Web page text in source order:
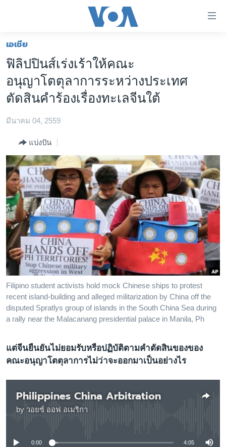
ต่อ
ข้าม
ไป
เนื้อหา
หลัก
ไป
ข้าม
ไป
การ
ค้นหา
โลก
เอเชีย
ไทย
ธุรกิจ
วิทยาศาสตร์
สังคมและสุขภาพ
ไลฟ์สไตล์
ตรวจสอบข่าว
เรียนรู้ภาษาอังกฤษ
พอดคาสต์
ติดตามเรา
เอเชีย
ฟิลิปปินส์เร่งเร้าให้คณะ
อนุญาโตตุลาการระหว่างประเทศ
ตัดสินคำร้องเรื่องทะเลจีนใต้
มีนาคม 04, 2559
แบ่งปัน
Filipino student activists hold mock Chinese ships to protest
recent island-building and alleged militarization by China off the
disputed Spratlys group of islands in the South China Sea during
a rally near the Malacanang presidential palace in Manila, Ph
แต่จีนยืนยันไม่ยอมรับหรือปฏิบัติตามคำตัดสินของของ
คณะอนุญาโตตุลาการไม่ว่าจะออกมาเป็นอย่างไร
Philippines China Arbitration
by วอยซ์ ออฟ อเมริกา
No media source currently available
0:00 4:05